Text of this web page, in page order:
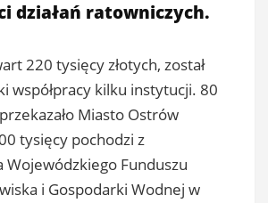
działań ratowniczych.
220 tysięcy złotych, został
współpracy kilku instytucji. 80
Miasto Ostrów
tysięcy pochodzi z
Wojewódzkiego Funduszu
i Gospodarki Wodnej w